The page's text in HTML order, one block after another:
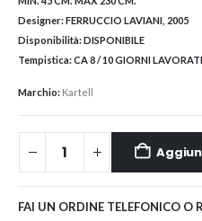
Designer:FERRUCCIO LAVIANI, 2005
Disponibilità:DISPONIBILE
Tempistica:CA 8 / 10 GIORNI
Marchio: Kartell
FAI UN ORDINE TELEFONICO O